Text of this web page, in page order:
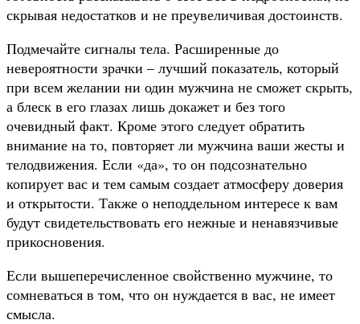
скрывая недостатков и не преувеличивая достоинств.
Подмечайте сигналы тела. Расширенные до
невероятности зрачки – лучший показатель, который
при всем желании ни один мужчина не сможет скрыть,
а блеск в его глазах лишь докажет и без того
очевидный факт. Кроме этого следует обратить
внимание на то, повторяет ли мужчина ваши жесты и
телодвижения. Если «да», то он подсознательно
копирует вас и тем самым создает атмосферу доверия
и открытости. Также о неподдельном интересе к вам
будут свидетельствовать его нежные и ненавязчивые
прикосновения.
Если вышеперечисленное свойственно мужчине, то
сомневаться в том, что он нуждается в вас, не имеет
смысла.